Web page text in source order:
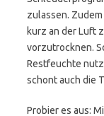
zulassen.
kurz an der Luft
vorzutrocknen.
Restfeuchte
schont auch die
Probier es aus: